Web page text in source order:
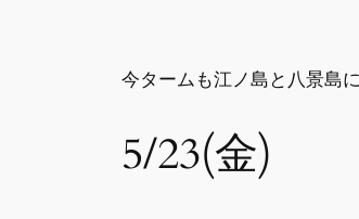
今タームも江ノ島と八景島
5/23(金)